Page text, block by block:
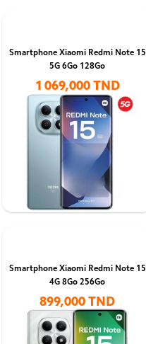
Smartphone Xiaomi Redmi Note 15
5G 6Go 128Go
1 069,000 TND
Smartphone Xiaomi Redmi Note 15
4G 8Go 256Go
899,000 TND